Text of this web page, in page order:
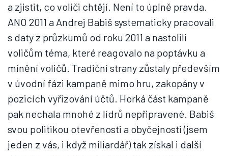
a zjistit, co voliči chtějí. Není to úplně pravda.
ANO 2011 a Andrej Babiš systematicky pracovali
s daty z průzkumů od roku 2011 a nastolili
voličům téma, které reagovalo na poptávku a
mínění voličů. Tradiční strany zůstaly především
v úvodní fázi kampaně mimo hru, zakopány v
pozicích vyřizování účtů. Horká část kampaně
pak nechala mnohé z lídrů nepřipravené. Babiš
svou politikou otevřenosti a obyčejnosti (jsem
jeden z vás, i když miliardář) tak získal i další